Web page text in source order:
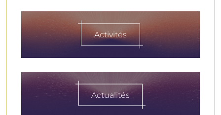
Activités
Actualités